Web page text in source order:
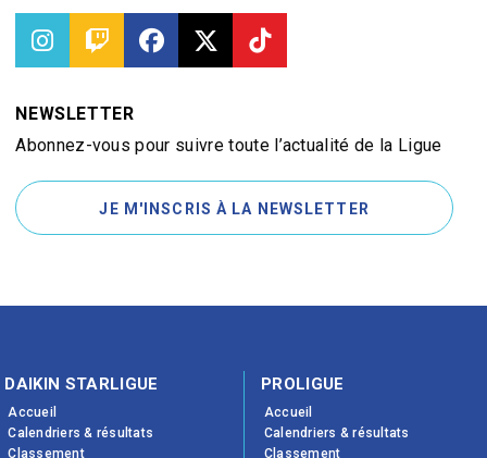
NEWSLETTER
Abonnez-vous pour suivre toute l’actualité de la Ligue
JE M'INSCRIS À LA NEWSLETTER
DAIKIN STARLIGUE
Accueil
Calendriers & résultats
Classement
PROLIGUE
Accueil
Calendriers & résultats
Classement